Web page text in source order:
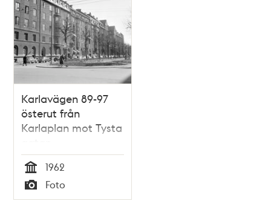
Karlavägen 89-97
österut från
Karlaplan mot Tysta
Tid
1962
Typ
Foto